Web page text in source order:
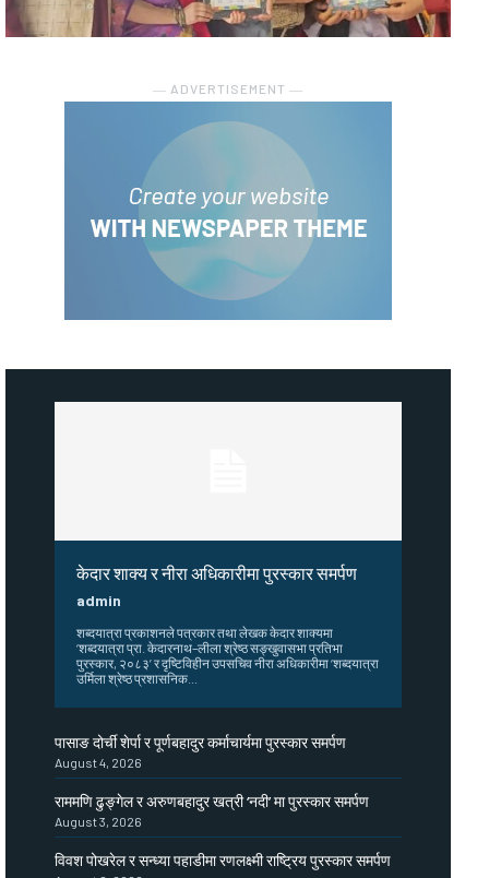
― ADVERTISEMENT ―
केदार शाक्य र नीरा अधिकारीमा पुरस्कार समर्पण
admin
शब्दयात्रा प्रकाशनले पत्रकार तथा लेखक केदार शाक्यमा
‘शब्दयात्रा प्रा. केदारनाथ–लीला श्रेष्ठ सङ्खुवासभा प्रतिभा
पुरस्कार, २०८३’ र दृष्टिविहीन उपसचिव नीरा अधिकारीमा ‘शब्दयात्रा
उर्मिला श्रेष्ठ प्रशासनिक...
पासाङ दोर्ची शेर्पा र पूर्णबहादुर कर्माचार्यमा पुरस्कार समर्पण
August 4, 2026
राममणि ढुङ्गेल र अरुणबहादुर खत्री ‘नदी’ मा पुरस्कार समर्पण
August 3, 2026
विवश पोखरेल र सन्ध्या पहाडीमा रणलक्ष्मी राष्ट्रिय पुरस्कार समर्पण